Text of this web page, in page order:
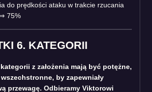
do prędkości ataku w trakcie rzucania
75%
6. KATEGORII
z założenia mają być potężne,
by zapewniały
przewagę. Odbieramy Viktorowi